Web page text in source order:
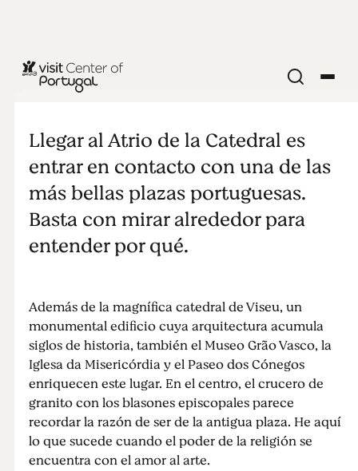
IGLESIAS Y MONASTERIOS
Plaza de la
Catedral de
Viseu
Llegar al Atrio de la Catedral es
entrar en contacto con una de las
más bellas plazas portuguesas.
Basta con mirar alrededor para
entender por qué.
Además de la magnífica catedral de Viseu, un
monumental edificio cuya arquitectura acumula
siglos de historia, también el Museo Grão Vasco, la
Iglesa da Misericórdia y el Paseo dos Cónegos
enriquecen este lugar. En el centro, el crucero de
granito con los blasones episcopales parece
recordar la razón de ser de la antigua plaza. He aquí
lo que sucede cuando el poder de la religión se
encuentra con el amor al arte.